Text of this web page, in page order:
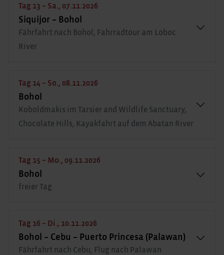
Tag 13 – Sa., 07.11.2026
Siquijor – Bohol
Fährfahrt nach Bohol, Fahrradtour am Loboc
River
Tag 14 – So., 08.11.2026
Bohol
Koboldmakis im Tarsier and Wildlife Sanctuary,
Chocolate Hills, Kayakfahrt auf dem Abatan River
Tag 15 – Mo., 09.11.2026
Bohol
freier Tag
Tag 16 – Di., 10.11.2026
Bohol – Cebu – Puerto Princesa (Palawan)
Fährfahrt nach Cebu, Flug nach Palawan